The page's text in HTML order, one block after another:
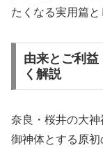
たくなる実用篇と
由来とご利益
く解説
奈良・桜井の大
御神体とする原